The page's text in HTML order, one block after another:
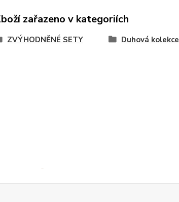
zařazeno v kategoriích
ZVÝHODNĚNÉ SETY Duhová kolekce